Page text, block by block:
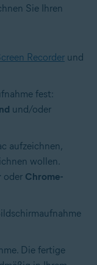
Sie Ihren
Recorder und
fest:
und/oder
aufzeichnen,
wollen.
oder Chrome-
Die fertige